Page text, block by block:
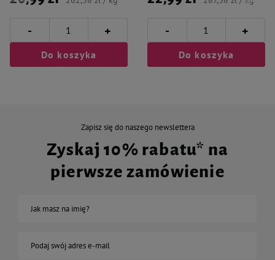
- +
Do koszyka
- +
Do koszyka
Zapisz się do naszego newslettera
Zyskaj 10% rabatu* na
pierwsze zamówienie
Jak masz na imię?
Podaj swój adres e-mail